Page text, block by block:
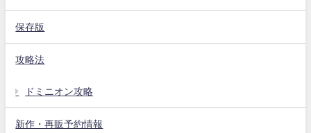
保存版
攻略法
ドミニオン攻略
新作・再販予約情報